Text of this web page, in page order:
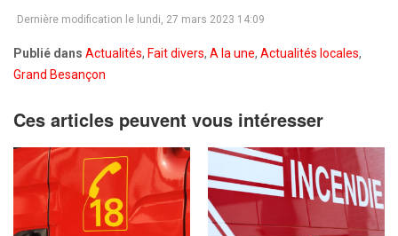
Dernière modification le lundi, 27 mars 2023 14:09
Publié dans Actualités, Fait divers, A la une, Actualités locales,
Grand Besançon
Ces articles peuvent vous intéresser